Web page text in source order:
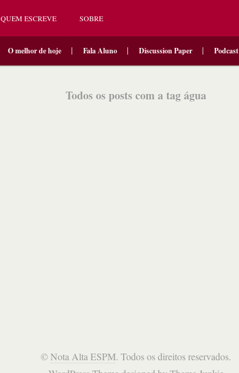
QUEM ESCREVE SOBRE
O melhor de hoje Fala Aluno Discussion Paper Podcast
Todos os posts com a tag água
©Nota Alta ESPM. Todos os direitos reservados.